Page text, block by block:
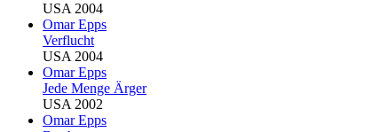
USA 2004
Omar Epps
Verflucht
USA 2004
Omar Epps
Jede Menge Ärger
USA 2002
Omar Epps